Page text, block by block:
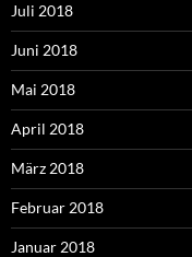
Juli 2018
Juni 2018
Mai 2018
April 2018
März 2018
Februar 2018
Januar 2018